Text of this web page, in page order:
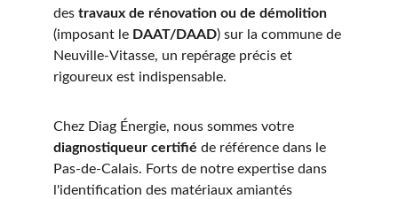
des travaux de rénovation ou de démolition
(imposant le DAAT/DAAD) sur la commune de
Neuville-Vitasse, un repérage précis et
rigoureux est indispensable.
Chez Diag Énergie, nous sommes votre
diagnostiqueur certifié de référence dans le
Pas-de-Calais. Forts de notre expertise dans
l'identification des matériaux amiantés